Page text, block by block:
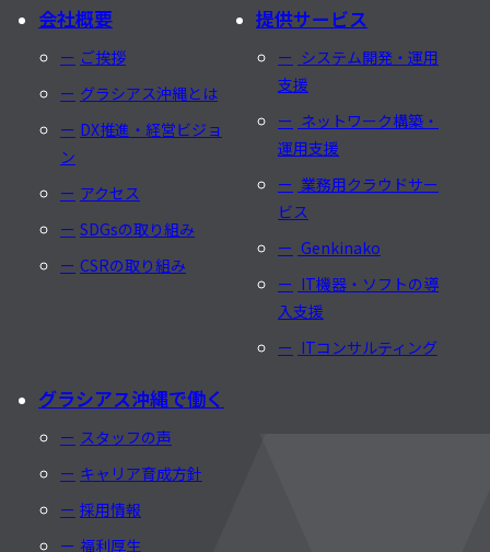
会社概要
ご挨拶
グラシアス沖縄とは
DX推進・経営ビジョ
ン
アクセス
SDGsの取り組み
CSRの取り組み
提供サービス
システム開発・運用
支援
ネットワーク構築・
運用支援
業務用クラウドサー
ビス
Genkinako
IT機器・ソフトの導
入支援
ITコンサルティング
グラシアス沖縄で働く
スタッフの声
キャリア育成方針
採用情報
福利厚生